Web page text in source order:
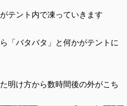
テント内で凍っていきます
「バタバタ」と何かがテントに
明け方から数時間後の外がこち